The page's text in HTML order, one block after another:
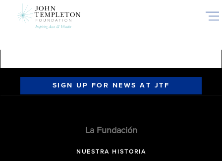
SIGN UP FOR NEWS AT JTF
La Fundación
NUESTRA HISTORIA